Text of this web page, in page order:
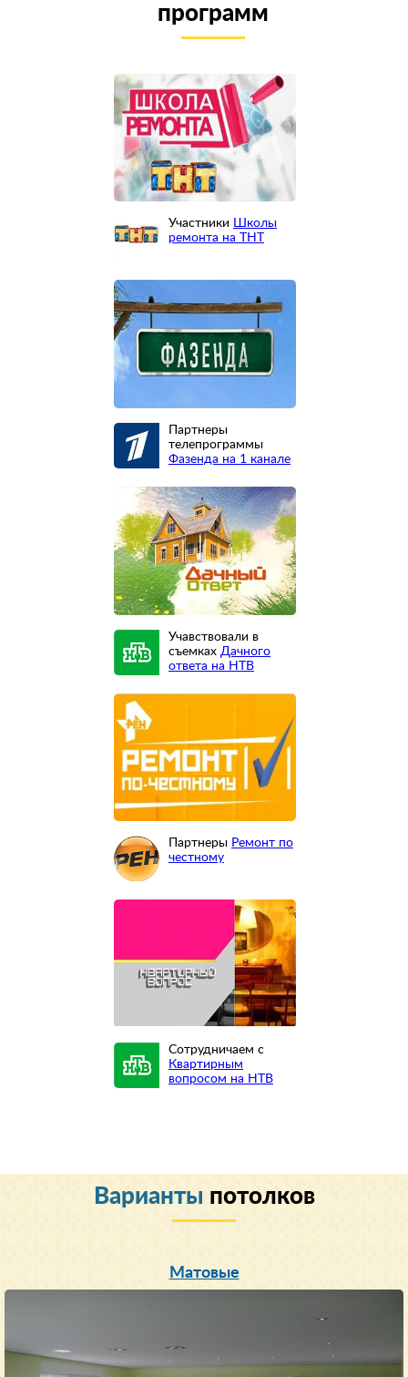
программ
Участники Школы
ремонта на ТНТ
Партнеры
телепрограммы
Фазенда на 1 канале
Учавствовали в
съемках Дачного
ответа на НТВ
Партнеры Ремонт по
честному
Сотрудничаем с
Квартирным
вопросом на НТВ
Варианты потолков
Матовые